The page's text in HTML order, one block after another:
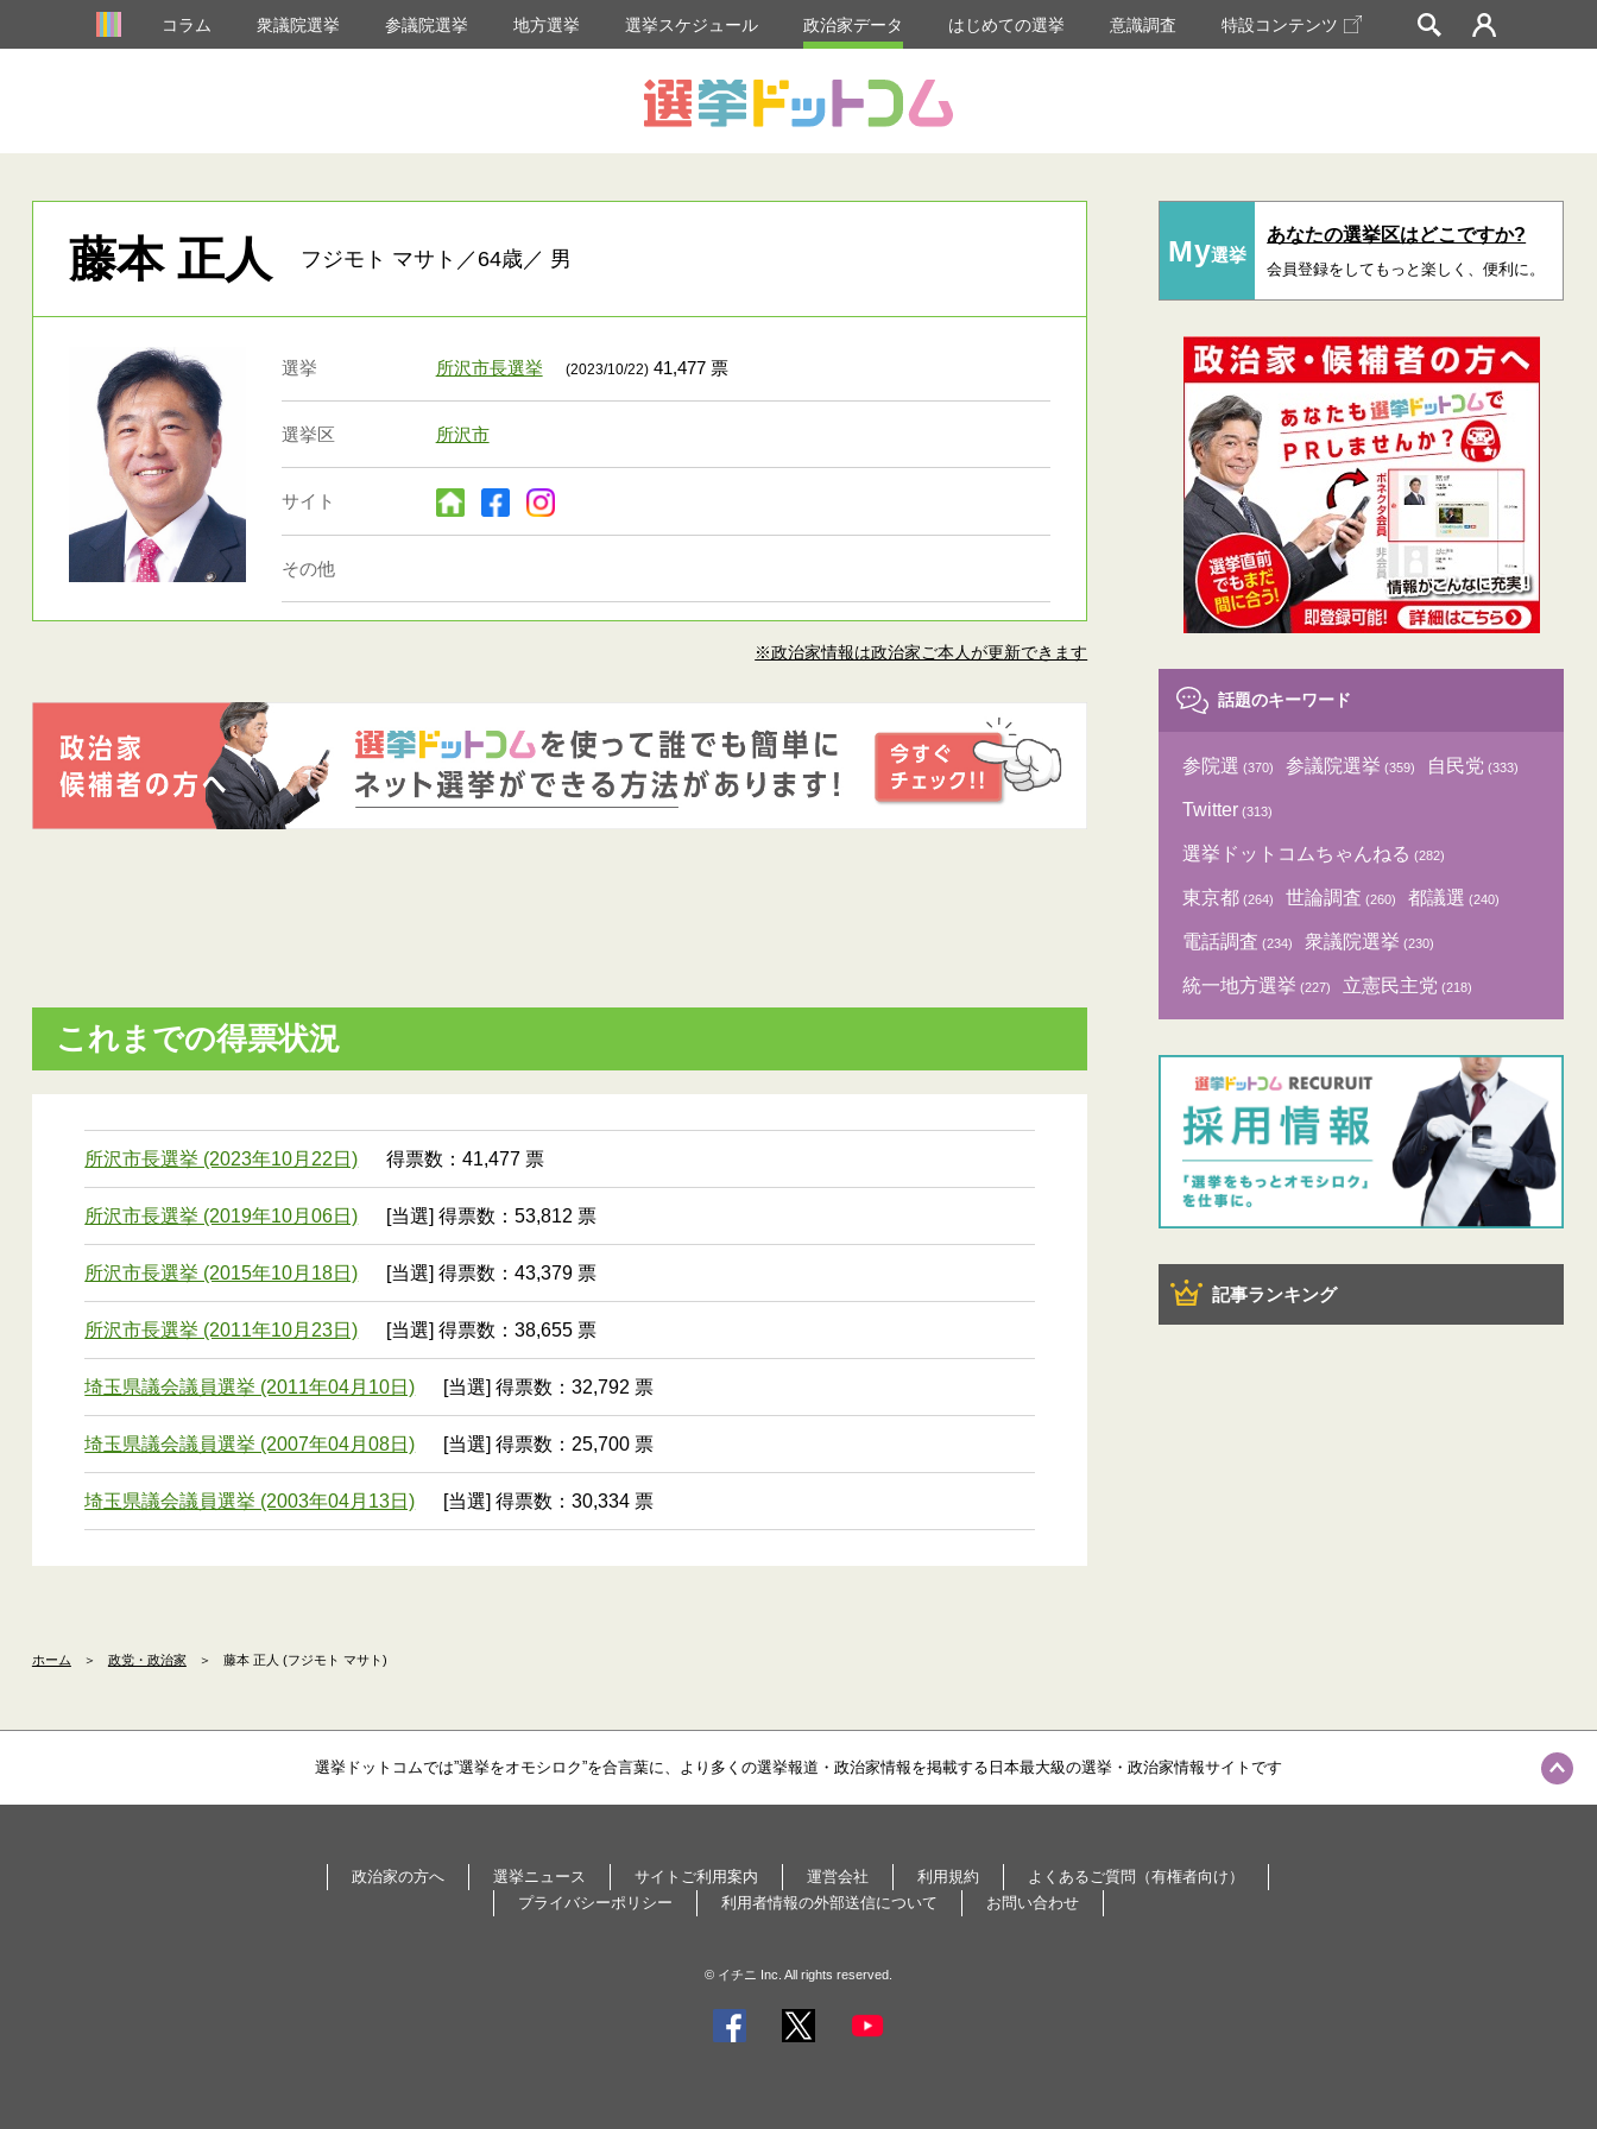
コラム 衆議院選挙 参議院選挙 地方選挙 選挙スケジュール 政治家データ はじめての選挙 意識調査 特設コンテンツ
藤本 正人 フジモト マサト／64歳／ 男
選挙 所沢市長選挙 (2023/10/22)41,477 票
選挙区 所沢市
サイト
その他
※政治家情報は政治家ご本人が更新できます
これまでの得票状況
所沢市長選挙 (2023年10月22日) 得票数：41,477 票
所沢市長選挙 (2019年10月06日) [当選] 得票数：53,812 票
所沢市長選挙 (2015年10月18日) [当選] 得票数：43,379 票
所沢市長選挙 (2011年10月23日) [当選] 得票数：38,655 票
埼玉県議会議員選挙 (2011年04月10日) [当選] 得票数：32,792 票
埼玉県議会議員選挙 (2007年04月08日) [当選] 得票数：25,700 票
埼玉県議会議員選挙 (2003年04月13日) [当選] 得票数：30,334 票
My選挙
あなたの選挙区はどこですか?
会員登録をしてもっと楽しく、便利に。
話題のキーワード
参院選 (370) 参議院選挙 (359) 自民党 (333)
Twitter (313)
選挙ドットコムちゃんねる (282)
東京都 (264) 世論調査 (260) 都議選 (240)
電話調査 (234) 衆議院選挙 (230)
統一地方選挙 (227) 立憲民主党 (218)
記事ランキング
ホーム ＞ 政党・政治家 ＞ 藤本 正人 (フジモト マサト)
選挙ドットコムでは”選挙をオモシロク”を合言葉に、より多くの選挙報道・政治家情報を掲載する日本最大級の選挙・政治家情報サイトです
政治家の方へ 選挙ニュース サイトご利用案内 運営会社 利用規約
よくあるご質問（有権者向け）
プライバシーポリシー
利用者情報の外部送信について お問い合わせ
© イチニ Inc. All rights reserved.